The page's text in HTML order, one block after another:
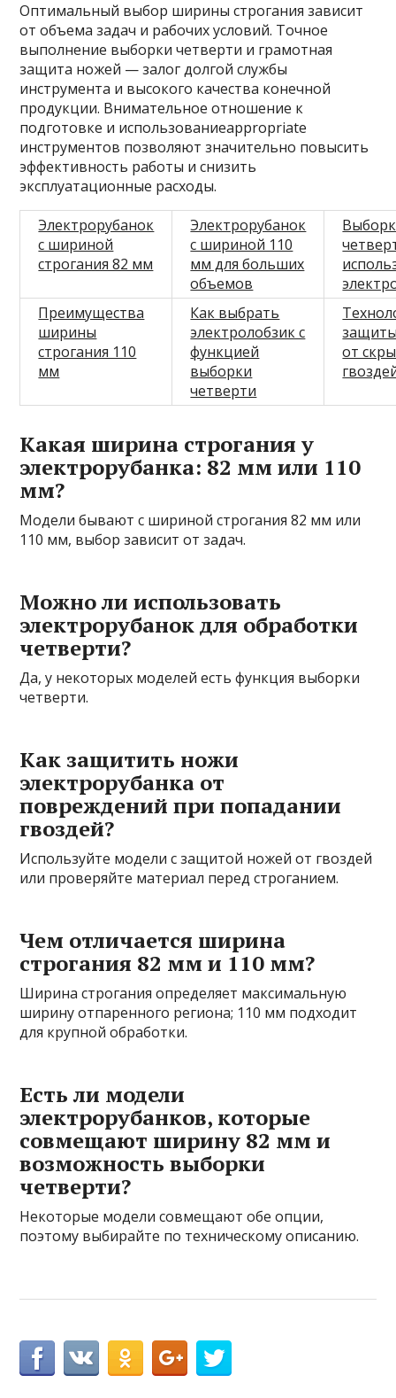
Оптимальный выбор ширины строгания зависит
от объема задач и рабочих условий. Точное
выполнение выборки четверти и грамотная
защита ножей — залог долгой службы
инструмента и высокого качества конечной
продукции. Внимательное отношение к
подготовке и использованиеappropriate
инструментов позволяют значительно повысить
эффективность работы и снизить
эксплуатационные расходы.
Электрорубанок
с шириной
строгания 82 мм
Электрорубанок
с шириной 110
мм для больших
объемов
Преимущества
ширины
строгания 110
мм
Как выбрать
электролобзик с
функцией
выборки
четверти
от
Какая ширина строгания у
электрорубанка: 82 мм или 110
мм?
Модели бывают с шириной строгания 82 мм или
110 мм, выбор зависит от задач.
Можно ли использовать
электрорубанок для обработки
четверти?
Да, у некоторых моделей есть функция выборки
четверти.
Как защитить ножи
электрорубанка от
повреждений при попадании
гвоздей?
Используйте модели с защитой ножей от гвоздей
или проверяйте материал перед строганием.
Чем отличается ширина
строгания 82 мм и 110 мм?
Ширина строгания определяет максимальную
ширину отпаренного региона; 110 мм подходит
для крупной обработки.
Есть ли модели
электрорубанков, которые
совмещают ширину 82 мм и
возможность выборки
четверти?
Некоторые модели совмещают обе опции,
поэтому выбирайте по техническому описанию.